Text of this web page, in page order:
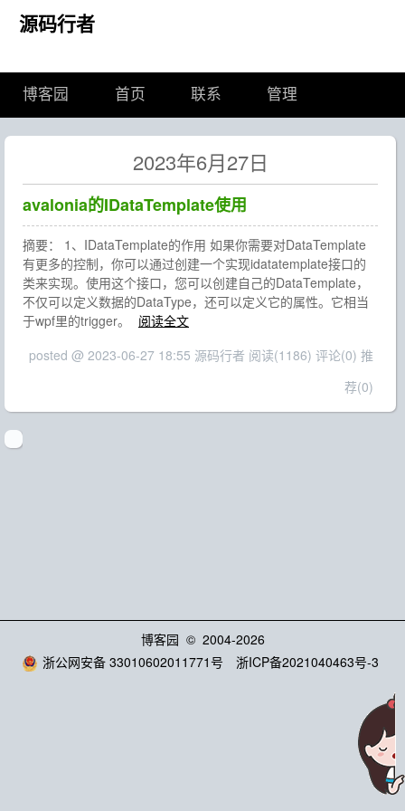
源码行者
博客园 首页 联系 管理
2023年6月27日
avalonia的IDataTemplate使用
摘要： 1、IDataTemplate的作用 如果你需要对DataTemplate
有更多的控制，你可以通过创建一个实现idatatemplate接口的
类来实现。使用这个接口，您可以创建自己的DataTemplate，
不仅可以定义数据的DataType，还可以定义它的属性。它相当
于wpf里的trigger。
阅读全文
posted @ 2023-06-27 18:55 源码行者 阅读(1186) 评论(0) 推
荐(0)
博客园 © 2004-2026
浙公网安备 33010602011771号
浙ICP备2021040463号-3